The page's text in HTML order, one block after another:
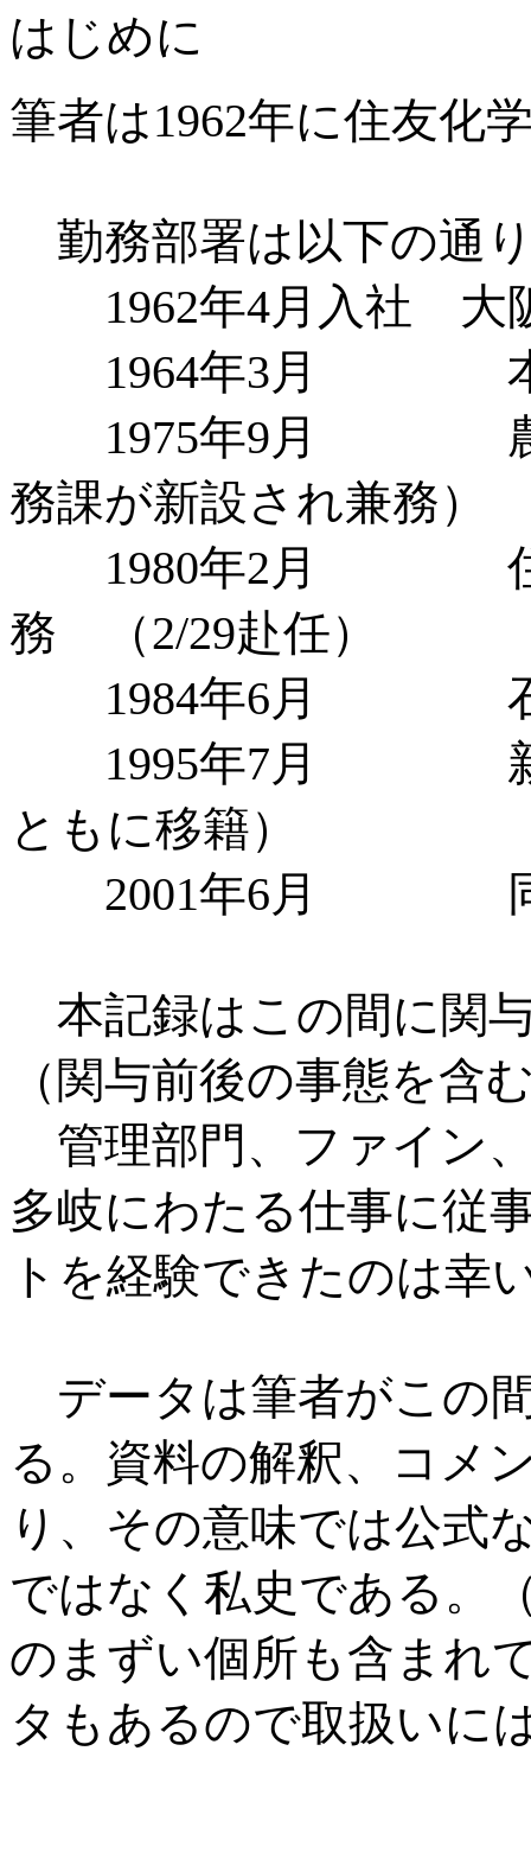
はじめに
筆者は1962年に住友化
勤務部署は以下の通
1962年4月入社 大阪
1964年3月 本社
1975年9月 農薬
務課が新設され兼務）
1980年2月 住友
務 （2/29赴任）
1984年6月 石油
1995年7月 新第
ともに移籍）
2001年6月 同
本記録はこの間に関
（関与前後の事態を含
管理部門、ファイン
多岐にわたる仕事に従
トを経験できたのは幸
データは筆者がこの
る。資料の解釈、コメ
り、その意味では公式
ではなく私史である。
のまずい個所も含まれ
タもあるので取扱いに